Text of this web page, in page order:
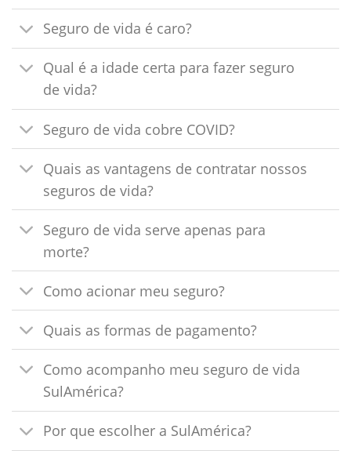
Seguro de vida é caro?
Qual é a idade certa para fazer seguro
de vida?
Seguro de vida cobre COVID?
Quais as vantagens de contratar nossos
seguros de vida?
Seguro de vida serve apenas para
morte?
Como acionar meu seguro?
Quais as formas de pagamento?
Como acompanho meu seguro de vida
SulAmérica?
Por que escolher a SulAmérica?